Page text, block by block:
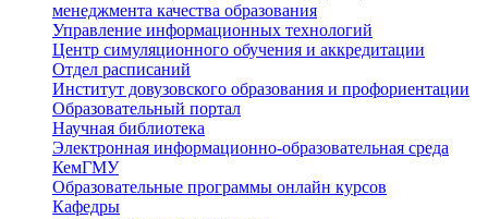
менеджмента качества образования
Управление информационных технологий
Центр симуляционного обучения и аккредитации
Отдел расписаний
Институт довузовского образования и профориентации
Образовательный портал
Научная библиотека
Электронная информационно-образовательная среда
КемГМУ
Образовательные программы онлайн курсов
Кафедры